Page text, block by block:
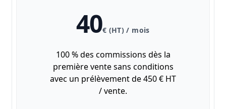
40€ (HT) / mois
100 % des commissions dès la
première vente sans conditions
avec un prélèvement de 450 € HT
/ vente.